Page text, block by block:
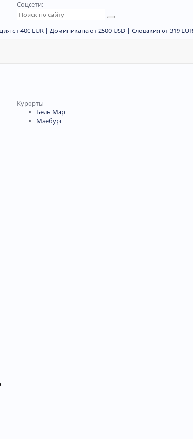
Соцсети:
от 400 EUR | Доминикана от 2500 USD | Словакия от 319 EUR
Курорты
Бель Мар
Маебург